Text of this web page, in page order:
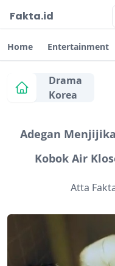
Fakta.id
Home Entertainment
Drama
Korea
Adegan
Kobok Air
Atta